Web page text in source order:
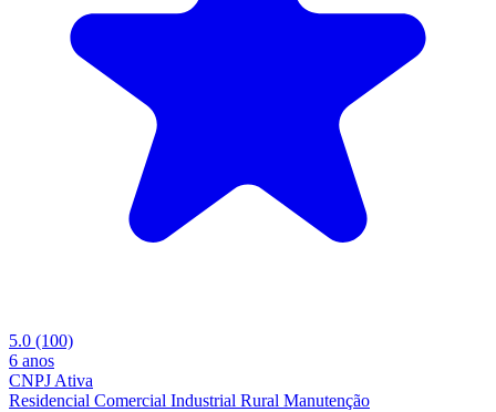
5.0 (100)
6 anos
CNPJ Ativa
Residencial Comercial Industrial Rural Manutenção